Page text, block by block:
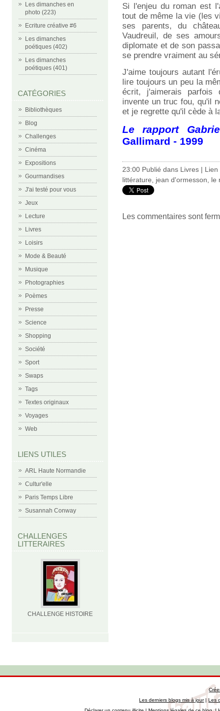
Les dimanches en
photo (223)
Ecriture créative #6
Les dimanches
poétiques (402)
Les dimanches
poétiques (401)
CATÉGORIES
Bibliothèques
Blog
Challenges
Cinéma
Expositions
Gourmandises
J'ai testé pour vous
Jeux
Lecture
Livres
Loisirs
Mode & Beauté
Musique
Photographies
Poèmes
Presse
Science
Shopping
Société
Sport
Swaps
Tags
Textes originaux
Voyages
Web
LIENS UTILES
ARL Haute Normandie
Cultur'elle
Paris Temps Libre
Susannah Conway
CHALLENGES
LITTERAIRES
CHALLENGE HISTOIRE
Si l'enjeu du roman est
tout de même la vie (les
ses parents, du
Vaudreuil, de ses
diplomate et de son
se prendre vraiment au
J'aime toujours autant
lire toujours un peu la
écrit, j'aimerais parfois
invente un truc fou, qu'il
et je regrette qu'il cède à
Le rapport
Gallimard - 1999
23:00 Publié dans Livres | Lien
littérature
jean d'ormesson le
Les commentaires sont
Les derniers blogs mis à jour|Les